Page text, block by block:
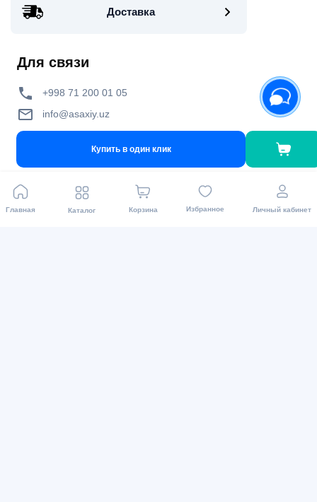
Главная Каталог Корзина Избранное Личный кабинет
Купить в один клик
Доставка
Для связи
+998 71 200 01 05
info@asaxiy.uz
улица Гавхар 124, Ташкент